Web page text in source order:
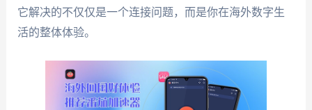
它解决的不仅仅是一个连接问题，而是你在海外数字生
活的整体体验。